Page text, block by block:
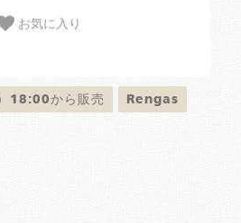
お気に入り
18:00から販売 Rengas